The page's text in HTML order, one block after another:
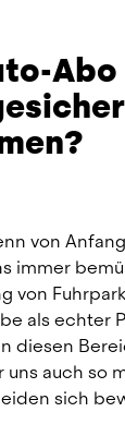
von
immer
von
als echter
diesen
auch
sich